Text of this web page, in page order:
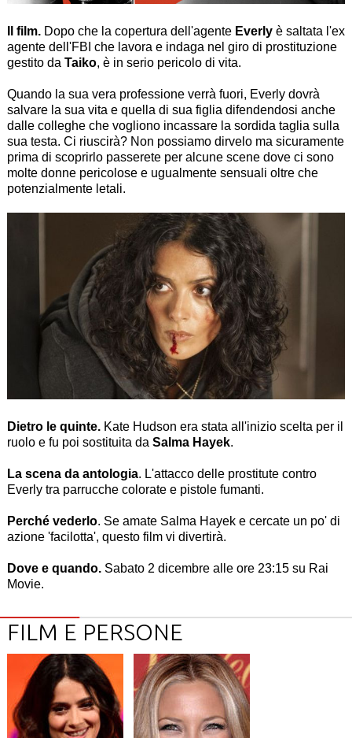
Il film.Dopo che la copertura dell'agente Everlyè saltata l'ex
agente dell'FBI che lavora e indaga nel giro di prostituzione
gestito da Taiko, è in serio pericolo di vita.
Quando la sua vera professione verrà fuori, Everly dovrà
salvare la sua vita e quella di sua figlia difendendosi anche
dalle colleghe che vogliono incassare la sordida taglia sulla
sua testa. Ci riuscirà? Non possiamo dirvelo ma sicuramente
prima di scoprirlo passerete per alcune scene dove ci sono
molte donne pericolose e ugualmente sensuali oltre che
potenzialmente letali.
Dietro le quinte. Kate Hudson era stata all'inizio scelta per il
ruolo e fu poi sostituita da Salma Hayek.
La scena da antologia. L'attacco delle prostitute contro
Everly tra parrucche colorate e pistole fumanti.
Perché vederlo. Se amate Salma Hayek e cercate un po' di
azione 'facilotta', questo film vi divertirà.
Dove e quando. Sabato 2 dicembre alle ore 23:15 su Rai
Movie.
FILM E PERSONE